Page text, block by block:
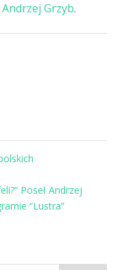
Andrzej Grzyb.
Poseł Andrzej
“Lustra”